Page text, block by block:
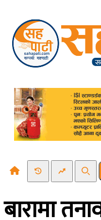
Recent NewsTrending
बारामा